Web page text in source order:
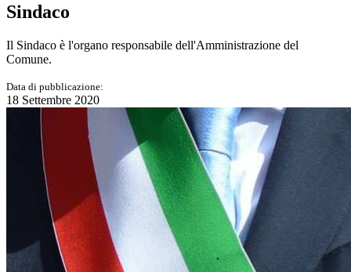
Sindaco
Il Sindaco è l'organo responsabile dell'Amministrazione del
Comune.
Data di pubblicazione:
18 Settembre 2020